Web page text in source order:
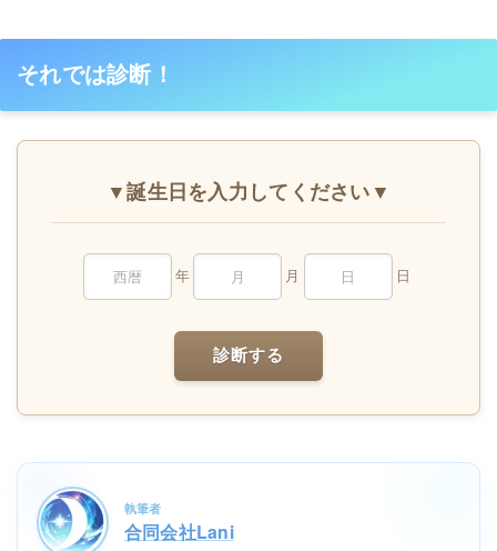
それでは診断！
▼誕生日を入力してください▼
年 月 日
診断する
執筆者
合同会社Lani